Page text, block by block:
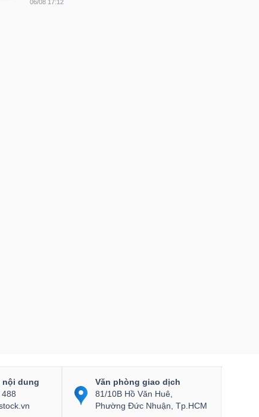
06/08 17:12
nội dung
Văn phòng giao dịch
81/10B Hồ Văn Huê,
Phường Đức Nhuận, Tp.HCM